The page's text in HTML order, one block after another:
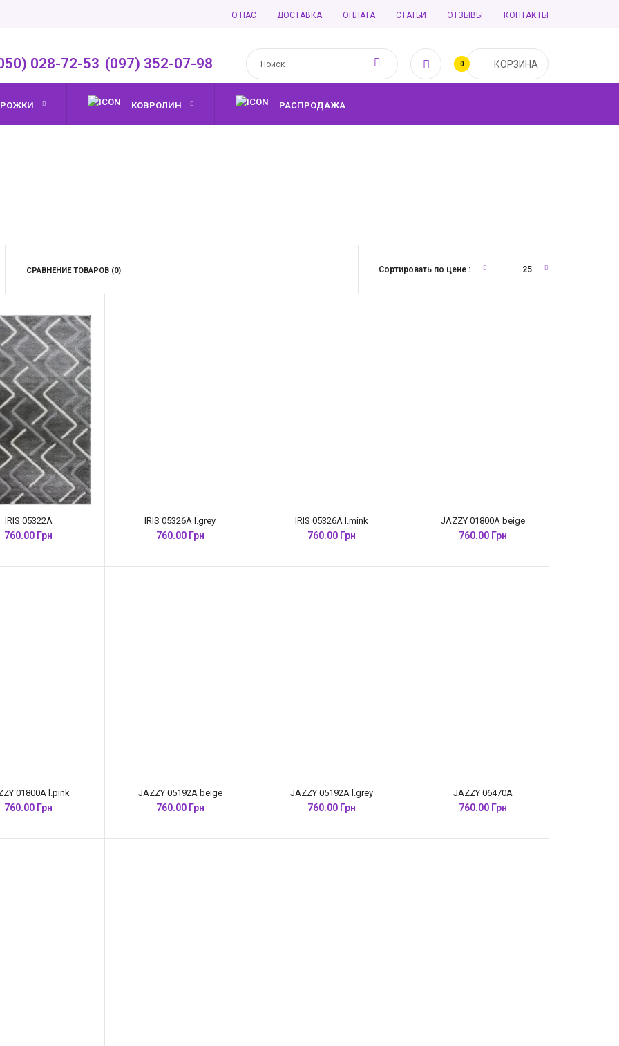
О НАС ДОСТАВКА ОПЛАТА СТАТЬИ ОТЗЫВЫ КОНТАКТЫ
028-72-53 (097) 352-07-98 0 КОРЗИНА
КОВРОЛИН РАСПРОДАЖА
СРАВНЕНИЕ ТОВАРОВ (0)
IRIS 05322A
760.00 Грн
IRIS 05326A l.grey
760.00 Грн
IRIS 05326A l.mink
760.00 Грн
JAZZY 01800A beige
760.00 Грн
01800A l.pink
760.00 Грн
JAZZY 05192A beige
760.00 Грн
JAZZY 05192A l.grey
760.00 Грн
JAZZY 06470A
760.00 Грн